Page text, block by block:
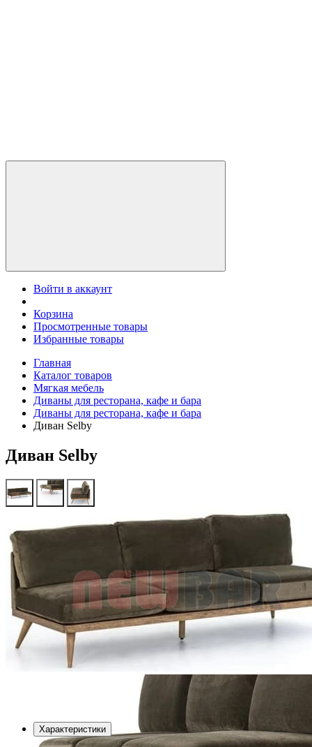
Войти в аккаунт
Корзина
Просмотренные товары
Избранные товары
Главная
Каталог товаров
Мягкая мебель
Диваны для ресторана, кафе и бара
Диваны для ресторана, кафе и бара
Диван Selby
Диван Selby
Характеристики